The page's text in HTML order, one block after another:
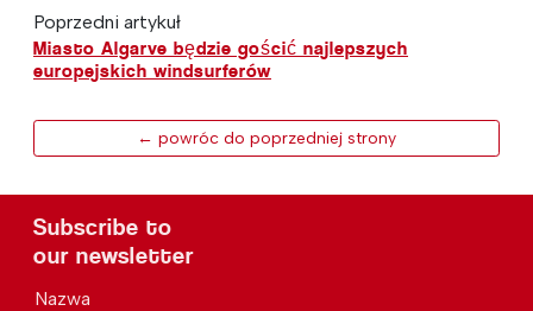
Poprzedni artykuł
Miasto Algarve będzie gościć najlepszych
europejskich windsurferów
← powróc do poprzedniej strony
Subscribe to
our newsletter
Nazwa